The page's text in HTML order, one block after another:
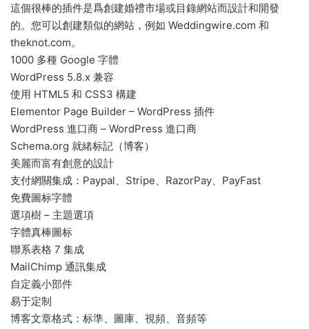
這個很棒的插件是爲創建婚禮市場或目錄網站而設計和開發
的。您可以創建類似的網站，例如 Weddingwire.com 和
theknot.com。
1000 多種 Google 字體
WordPress 5.8.x 兼容
使用 HTML5 和 CSS3 構建
Elementor Page Builder – WordPress 插件
WordPress 進口商 – WordPress 進口商
Schema.org 就緒标記（博客）
美麗而富有創意的設計
支付網關集成：Paypal、Stripe、RazorPay、PayFast
免費圖标字體
選項樹 – 主題選項
字體真棒圖标
聯系表格 7 集成
MailChimp 通訊集成
自定義小部件
易于定制
博客文章格式：标準、圖庫、視頻、音頻等